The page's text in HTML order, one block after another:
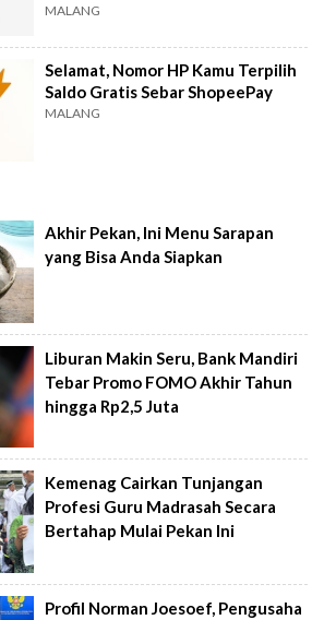
MALANG
Selamat, Nomor HP Kamu Terpilih
Saldo Gratis Sebar ShopeePay
MALANG
Akhir Pekan, Ini Menu Sarapan
yang Bisa Anda Siapkan
Liburan Makin Seru, Bank Mandiri
Tebar Promo FOMO Akhir Tahun
hingga Rp2,5 Juta
Kemenag Cairkan Tunjangan
Profesi Guru Madrasah Secara
Bertahap Mulai Pekan Ini
Profil Norman Joesoef, Pengusaha